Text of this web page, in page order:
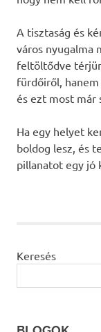
A tisztaság és
város nyugalma
feltöltődve
fürdőiről, hanem
és ezt most már
Ha egy helyet
boldog lesz, és
pillanatot egy jó
Keresés